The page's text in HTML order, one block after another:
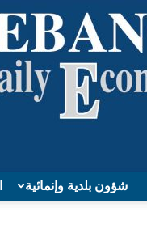
شؤون بلدية وإنمائية